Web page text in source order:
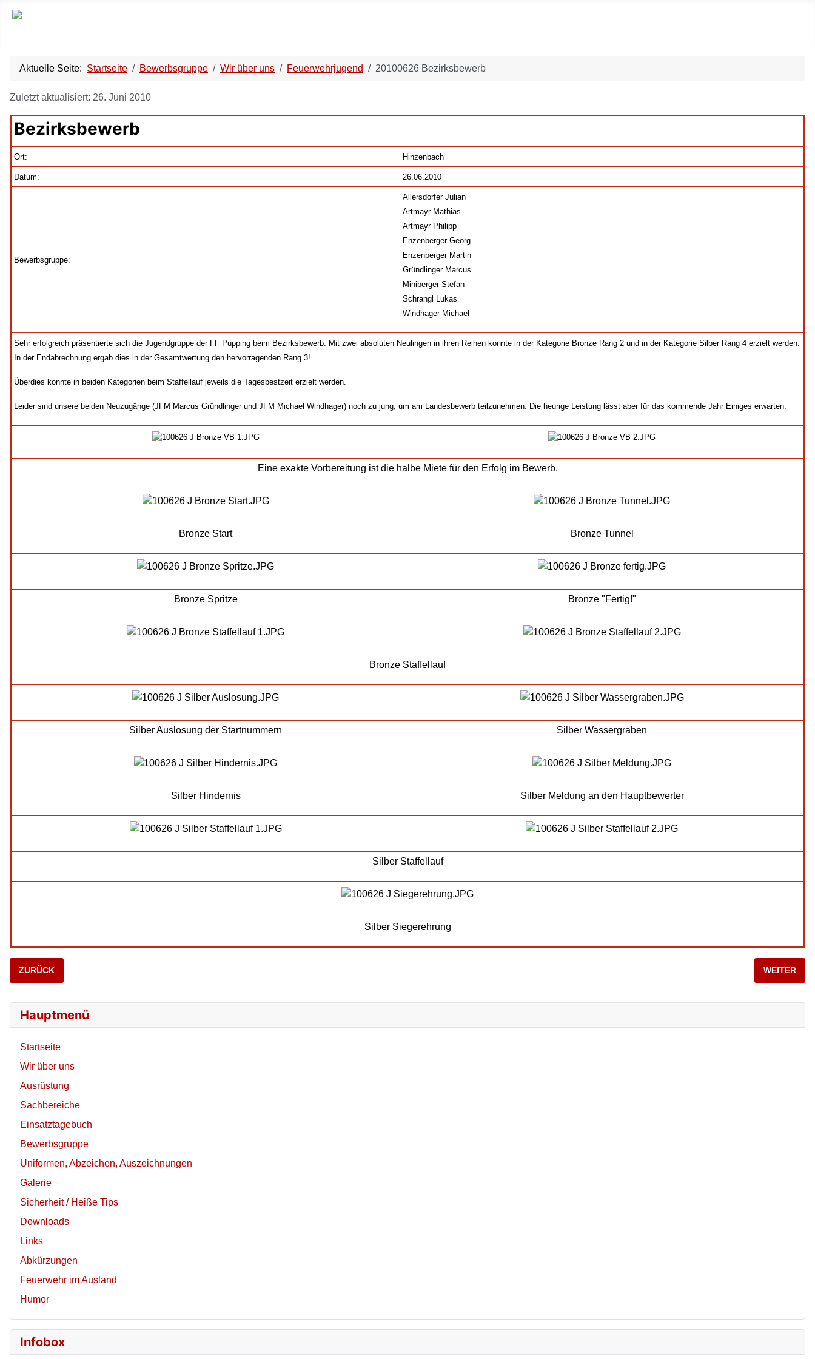
Hauptmenü
Startseite
Wir über uns
Ausrüstung
Sachbereiche
Einsatztagebuch
Bewerbsgruppe
Uniformen, Abzeichen, Auszeichnungen
Galerie
Sicherheit / Heiße Tips
Downloads
Links
Abkürzungen
Feuerwehr im Ausland
Humor
Infobox
Aktuelle Seite: Startseite Bewerbsgruppe Wir über uns Feuerwehrjugend 20100626 Bezirksbewerb
Zuletzt aktualisiert: 26. Juni 2010
Bezirksbewerb
Ort: Hinzenbach
Datum: 26.06.2010
Bewerbsgruppe:
Allersdorfer Julian
Artmayr Mathias
Artmayr Philipp
Enzenberger Georg
Enzenberger Martin
Gründlinger Marcus
Miniberger Stefan
Schrangl Lukas
Windhager Michael
Sehr erfolgreich präsentierte sich die Jugendgruppe der FF Pupping beim Bezirksbewerb. Mit zwei absoluten Neulingen in ihren Reihen konnte in der Kategorie Bronze Rang 2 und in der Kategorie Silber Rang 4 erzielt werden.
In der Endabrechnung ergab dies in der Gesamtwertung den hervorragenden Rang 3!
Überdies konnte in beiden Kategorien beim Staffellauf jeweils die Tagesbestzeit erzielt werden.
Leider sind unsere beiden Neuzugänge (JFM Marcus Gründlinger und JFM Michael Windhager) noch zu jung, um am Landesbewerb teilzunehmen. Die heurige Leistung lässt aber für das kommende Jahr Einiges erwarten.
Eine exakte Vorbereitung ist die halbe Miete für den Erfolg im Bewerb.
Bronze Start Bronze Tunnel
Bronze Spritze Bronze "Fertig!"
Bronze Staffellauf
Silber Auslosung der Startnummern Silber Wassergraben
Silber Hindernis Silber Meldung an den Hauptbewerter
Silber Staffellauf
Silber Siegerehrung
VORHERIGER BEITRAG: 20110707 LANDESBEWERB
ZURÜCK NÄCHSTER
WEITER